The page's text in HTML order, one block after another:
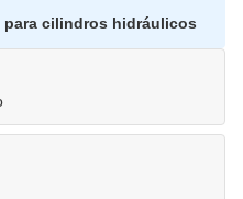
para cilindros hidráulicos